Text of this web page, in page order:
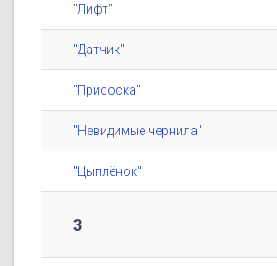
"Лифт"
"Датчик"
"Присоска"
"Невидимые чернила"
"Цыплёнок"
3